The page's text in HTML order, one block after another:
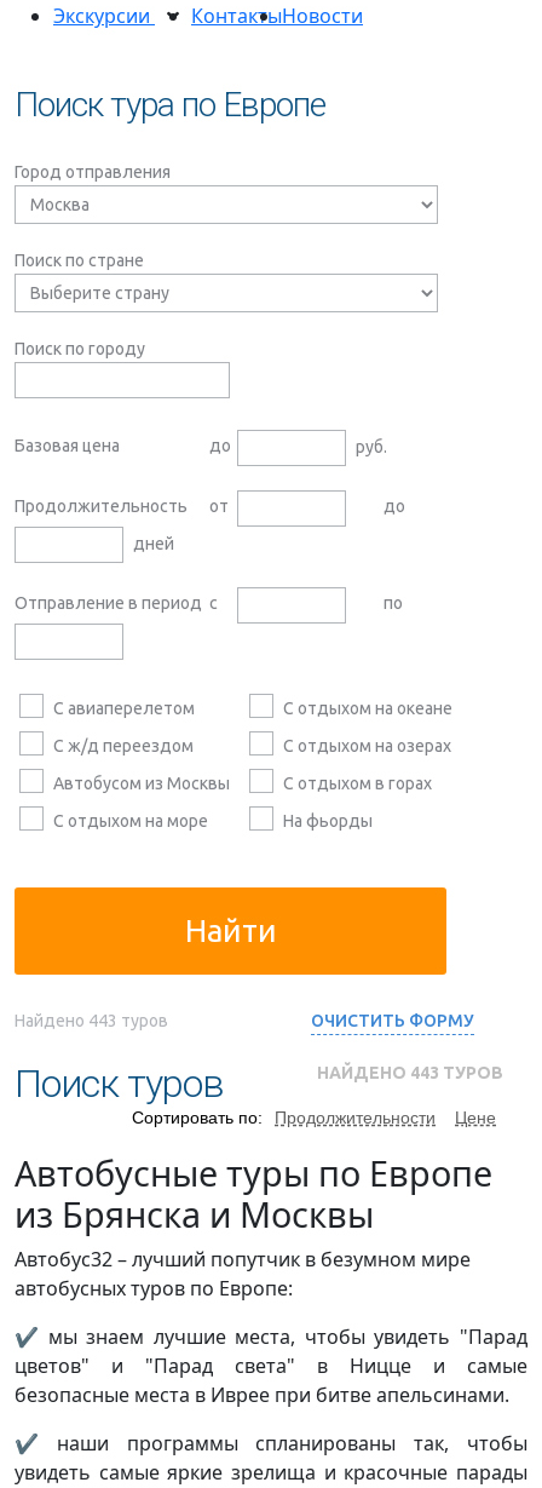
Экскурсии
КонтактыНовости
Поиск тура по Европе
Город отправления
Поиск по стране
Поиск по городу
Базовая цена до руб.
Продолжительность от
до
дней
Отправление в период с по
С авиаперелетом
С ж/д переездом
Автобусом из Москвы
С отдыхом на море
С отдыхом на океане
С отдыхом на озерах
С отдыхом в горах
На фьорды
Найти
Найдено 443 туров ОЧИСТИТЬ ФОРМУ
Поиск туров НАЙДЕНО 443 ТУРОВ
Сортировать по: Продолжительности Цене
Автобусные туры по Европе
из Брянска и Москвы
Автобус32 – лучший попутчик в безумном мире
автобусных туров по Европе:
✔ мы знаем лучшие места, чтобы увидеть "Парад
цветов" и "Парад света" в Ницце и самые
безопасные места в Иврее при битве апельсинами.
✔ наши программы спланированы так, чтобы
увидеть самые яркие зрелища и красочные парады